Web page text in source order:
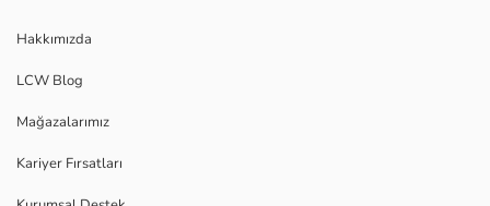
Hakkımızda
LCW Blog
Mağazalarımız
Kariyer Fırsatları